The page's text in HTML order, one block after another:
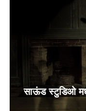
साऊंड स्टुडिओ